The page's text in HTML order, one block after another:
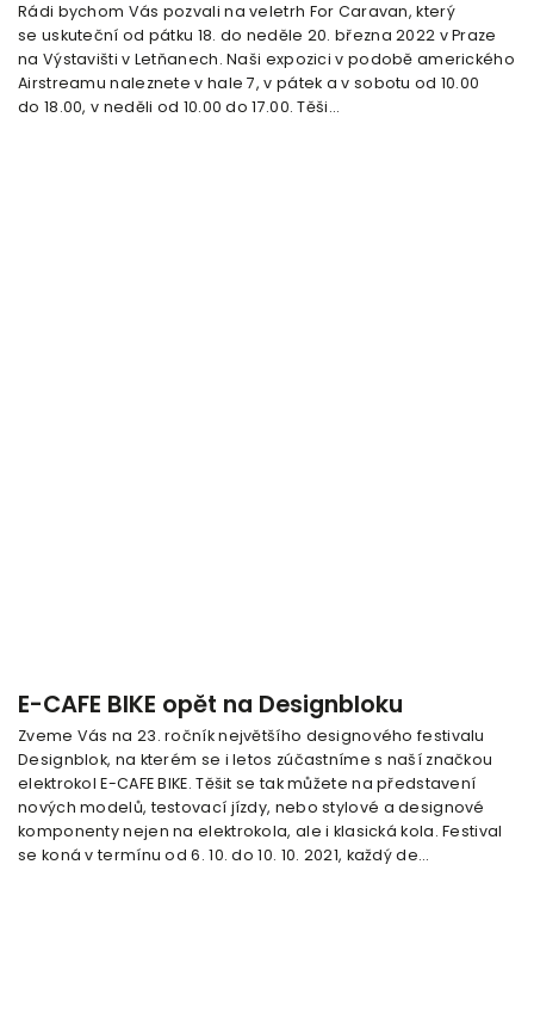
Rádi bychom Vás pozvali na veletrh For Caravan, který
se uskuteční od pátku 18. do neděle 20. března 2022 v Praze
na Výstavišti v Letňanech. Naši expozici v podobě amerického
Airstreamu naleznete v hale 7, v pátek a v sobotu od 10.00
do 18.00, v neděli od 10.00 do 17.00. Těši...
E-CAFE BIKE opět na Designbloku
Zveme Vás na 23. ročník největšího designového festivalu
Designblok, na kterém se i letos zúčastníme s naší značkou
elektrokol E-CAFE BIKE. Těšit se tak můžete na představení
nových modelů, testovací jízdy, nebo stylové a designové
komponenty nejen na elektrokola, ale i klasická kola. Festival
se koná v termínu od 6. 10. do 10. 10. 2021, každý de...